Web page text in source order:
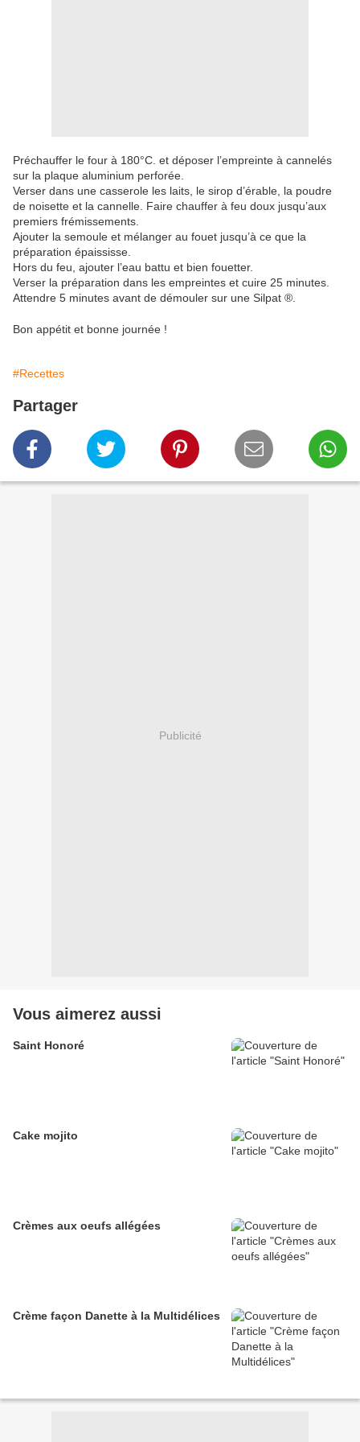
Préchauffer le four à 180°C. et déposer l’empreinte à cannelés
sur la plaque aluminium perforée.
Verser dans une casserole les laits, le sirop d’érable, la poudre
de noisette et la cannelle. Faire chauffer à feu doux jusqu’aux
premiers frémissements.
Ajouter la semoule et mélanger au fouet jusqu’à ce que la
préparation épaississe.
Hors du feu, ajouter l’eau battu et bien fouetter.
Verser la préparation dans les empreintes et cuire 25 minutes.
Attendre 5 minutes avant de démouler sur une Silpat ®.
Bon appétit et bonne journée !
#Recettes
Partager
Publicité
Vous aimerez aussi
Saint Honoré
Cake mojito
Crèmes aux oeufs allégées
Crème façon Danette à la Multidélices